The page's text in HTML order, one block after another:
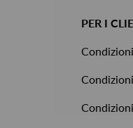
PER I